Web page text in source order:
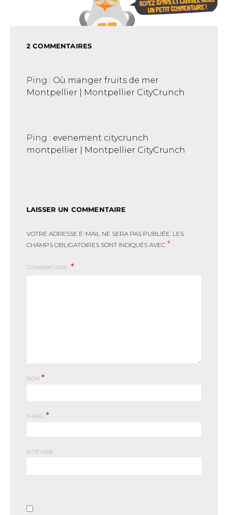
2 COMMENTAIRES
Ping : Où manger fruits de mer
Montpellier | Montpellier CityCrunch
Ping : evenement citycrunch
montpellier | Montpellier CityCrunch
LAISSER UN COMMENTAIRE
VOTRE ADRESSE E-MAIL NE SERA PAS PUBLIÉE. LES
CHAMPS OBLIGATOIRES SONT INDIQUÉS AVEC *
COMMENTAIRE
NOM *
E-MAIL *
SITE WEB